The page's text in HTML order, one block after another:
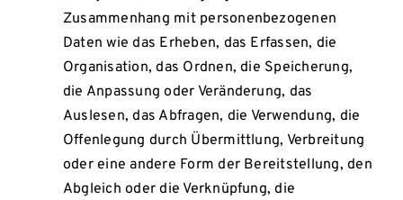
Zusammenhang mit personenbezogenen
Daten wie das Erheben, das Erfassen, die
Organisation, das Ordnen, die Speicherung,
die Anpassung oder Veränderung, das
Auslesen, das Abfragen, die Verwendung, die
Offenlegung durch Übermittlung, Verbreitung
oder eine andere Form der Bereitstellung, den
Abgleich oder die Verknüpfung, die